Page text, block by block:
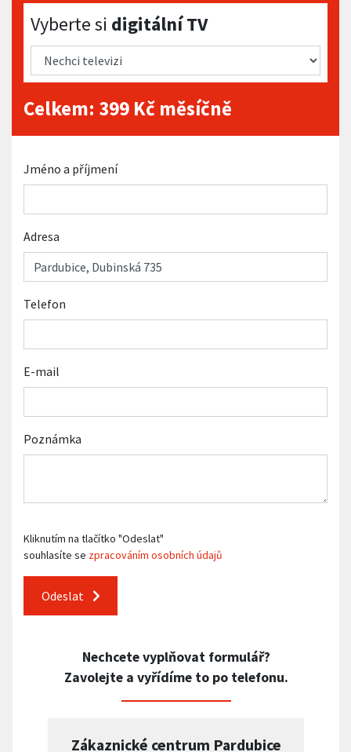
Vyberte si digitální TV
Vyberte si digitální TV
Celkem: 399 Kč měsíčně
Jméno a příjmení
Adresa
Telefon
E-mail
Poznámka
Kliknutím na tlačítko "Odeslat"
souhlasíte se zpracováním osobních údajů
Odeslat
Nechcete vyplňovat formulář?
Zavolejte a vyřídíme to po telefonu.
Zákaznické centrum Pardubice